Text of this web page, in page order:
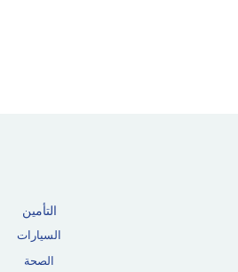
التأمين
السيارات
الصحة